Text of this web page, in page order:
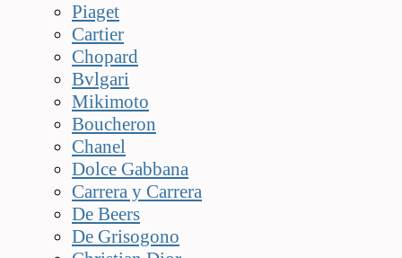
Piaget
Cartier
Chopard
Bvlgari
Mikimoto
Boucheron
Chanel
Dolce Gabbana
Carrera y Carrera
De Beers
De Grisogono